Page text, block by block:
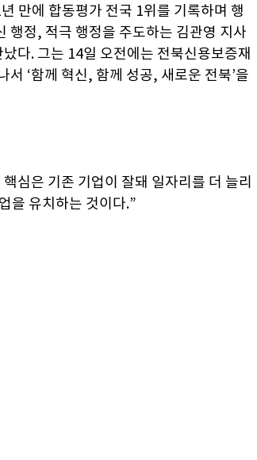
만에 합동평가 전국 1위를 기록하며 행
행정, 적극 행정을 주도하는 김관영 지사
다. 그는 14일 오전에는 전북신용보증재
서 ‘함께 혁신, 함께 성공, 새로운 전북’을
심은 기존 기업이 잘돼 일자리를 더 늘리
을 유치하는 것이다.”